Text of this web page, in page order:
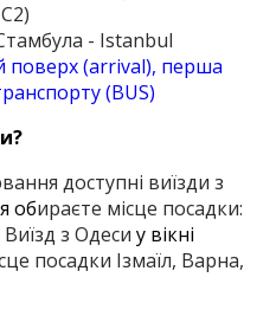
- Istanbul
(arrival), перша
(BUS)
доступні виїзди з
обираєте місце посадки:
з Одеси у вікні
посадки Ізмаїл, Варна,